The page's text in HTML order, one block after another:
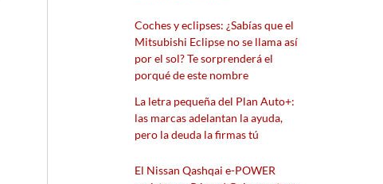
Coches y eclipses: ¿Sabías que el
Mitsubishi Eclipse no se llama así
por el sol? Te sorprenderá el
porqué de este nombre
La letra pequeña del Plan Auto+:
las marcas adelantan la ayuda,
pero la deuda la firmas tú
El Nissan Qashqai e-POWER